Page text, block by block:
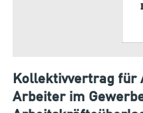
Kollektivvertrag für
Arbeiter im